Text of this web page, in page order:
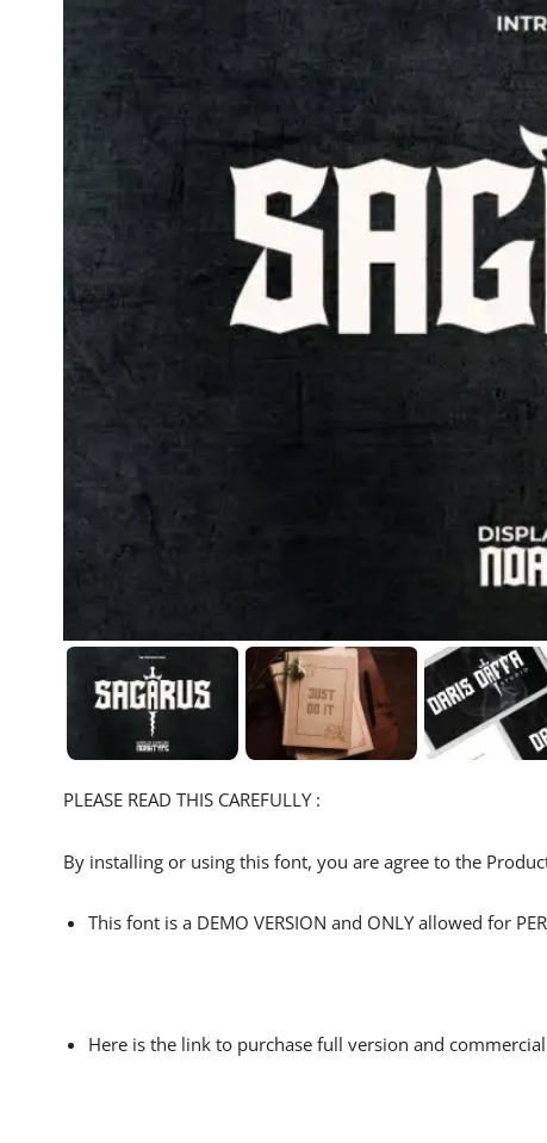
PLEASE READ THIS CAREFULLY :
By installing or using this font, you are agree to the
This font is a DEMO VERSION and ONLY allowed for
Here is the link to purchase full version and